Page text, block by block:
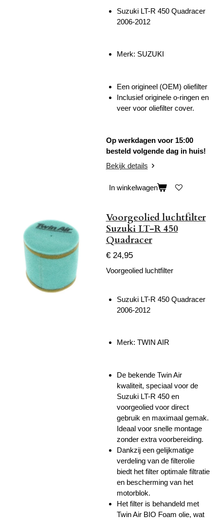
Suzuki LT-R 450 Quadracer
2006-2012
Merk: SUZUKI
Een origineel (OEM) oliefilter
Inclusief originele o-ringen en
veer voor oliefilter cover.
Op werkdagen voor 15:00
besteld volgende dag in huis!
Bekijk details
In winkelwagen
Voorgeolied luchtfilter
Suzuki LT-R 450
Quadracer
€ 24,95
Voorgeolied luchtfilter
Suzuki LT-R 450 Quadracer
2006-2012
Merk: TWIN AIR
De bekende Twin Air
kwaliteit, speciaal voor de
Suzuki LT-R 450 en
voorgeolied voor direct
gebruik en maximaal gemak.
Ideaal voor snelle montage
zonder extra voorbereiding.
Dankzij een gelijkmatige
verdeling van de filterolie
biedt het filter optimale filtratie
en bescherming van het
motorblok.
Het filter is behandeld met
Twin Air BIO Foam olie, wat